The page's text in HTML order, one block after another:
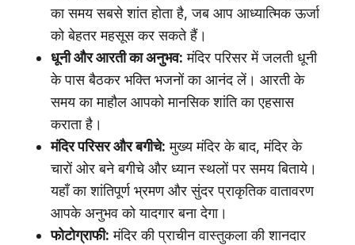
का समय सबसे शांत होता है, जब आप आध्यात्मिक ऊर्जा
को बेहतर महसूस कर सकते हैं।
धूनी और आरती का अनुभव: मंदिर परिसर में जलती धूनी
के पास बैठकर भक्ति भजनों का आनंद लें। आरती के
समय का माहौल आपको मानसिक शांति का एहसास
कराता है।
मंदिर परिसर और बगीचे: मुख्य मंदिर के बाद, मंदिर के
चारों ओर बने बगीचे और ध्यान स्थलों पर समय बिताये।
यहाँ का शांतिपूर्ण भ्रमण और सुंदर प्राकृतिक वातावरण
आपके अनुभव को यादगार बना देगा।
फोटोग्राफी: मंदिर की प्राचीन वास्तुकला की शानदार